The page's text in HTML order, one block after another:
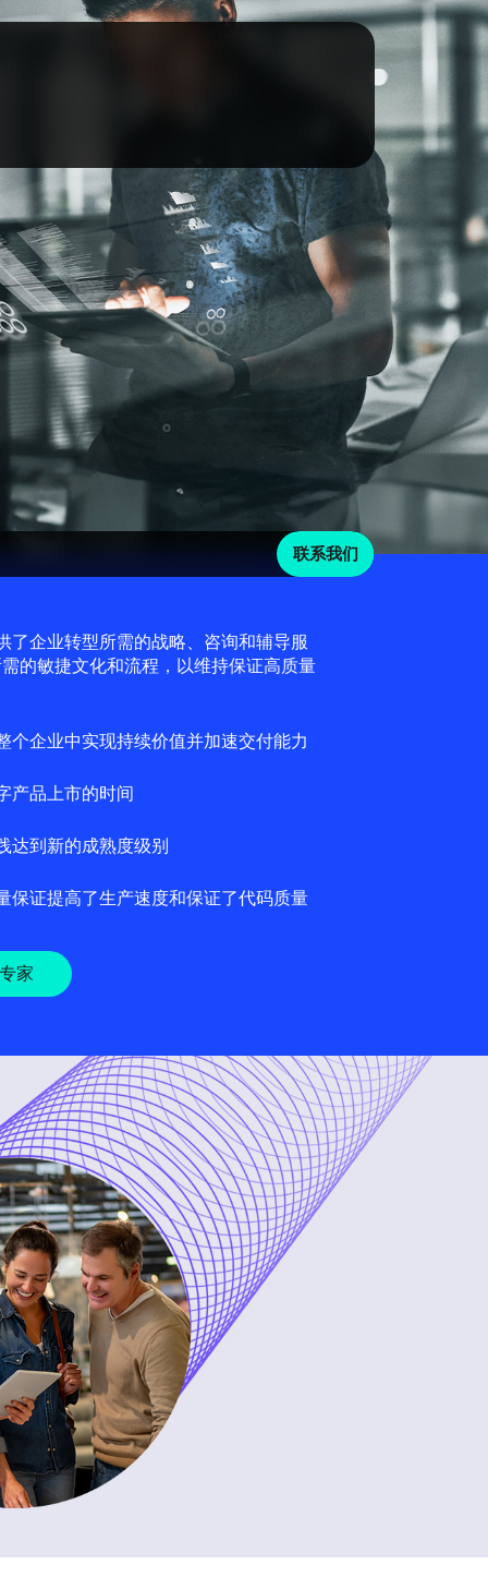
联系我们
了企业转型所需的战略、咨询和辅导服
的敏捷文化和流程，以维持保证高质量
个企业中实现持续价值并加速交付能力
产品上市的时间
达到新的成熟度级别
保证提高了生产速度和保证了代码质量
家